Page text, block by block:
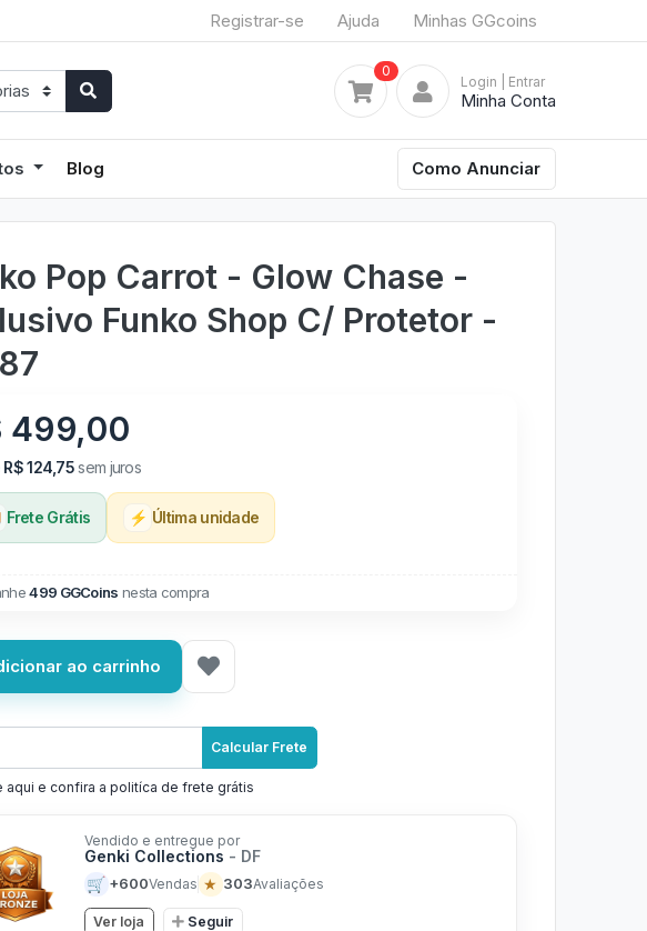
Registrar-se Ajuda Minhas GGcoins
0
Login | Entrar
Minha Conta
Blog Como Anunciar
Pop Carrot - Glow Chase -
Funko Shop C/ Protetor -
499,00
R$ 124,75sem juros
Frete Grátis ⚡ Última unidade
499 GGCoins nesta compra
ao carrinho
Calcular Frete
aqui e confira a politíca de frete grátis
Vendido e entregue por
Genki Collections - DF
🛒 +600Vendas ★ 303Avaliações
Ver loja Seguir